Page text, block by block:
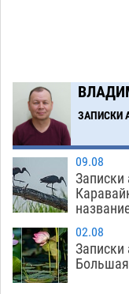
ЗАПИСКИ
09.08
Записки
02.08
Записки